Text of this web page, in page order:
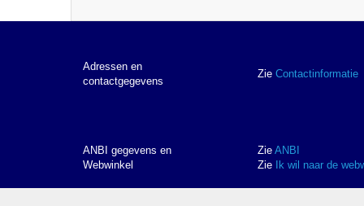
Adressen en
contactgegevens
Zie Contactinformatie
ANBI gegevens en
Webwinkel
Zie ANBI
Zie
Ik wil naar de